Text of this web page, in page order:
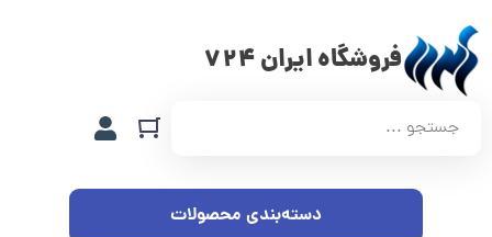
فروشگاه ایران 724
دسته‌بندی محصولات